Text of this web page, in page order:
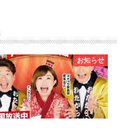
お知らせ